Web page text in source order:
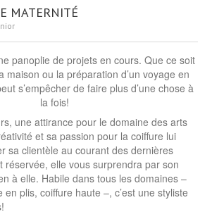
MATERNITÉ
panoplie de projets en cours. Que ce soit
maison ou la préparation d’un voyage en
s’empêcher de faire plus d’une chose à
la fois!
une attirance pour le domaine des arts
et sa passion pour la coiffure lui
sa clientèle au courant des dernières
réservée, elle vous surprendra par son
à elle. Habile dans tous les domaines –
plis, coiffure haute –, c’est une styliste